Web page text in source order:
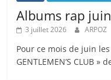
Albums rap
3 juillet 2026 ARPOZ
Pour ce mois de juin les
GENTLEMEN’S CLUB »